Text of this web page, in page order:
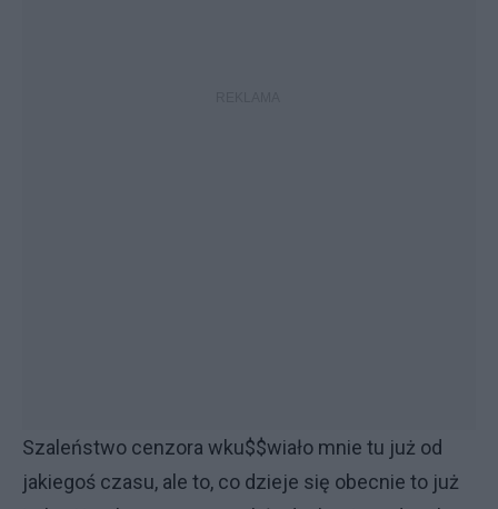
Szaleństwo cenzora wku$$wiało mnie tu już od
jakiegoś czasu, ale to, co dzieje się obecnie to już